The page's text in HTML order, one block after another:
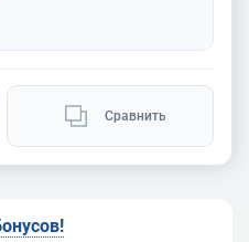
Сравнить